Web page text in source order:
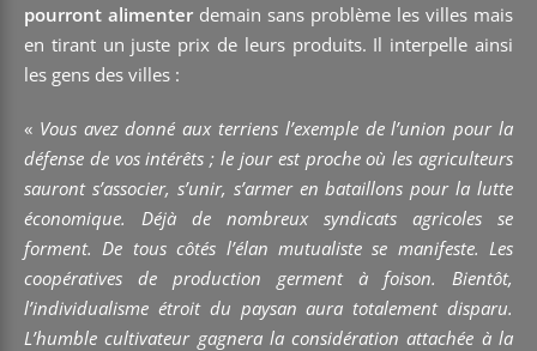
pourront alimenter demain sans problème les villes mais
en tirant un juste prix de leurs produits. Il interpelle ainsi
les gens des villes :
« Vous avez donné aux terriens l’exemple de l’union pour la
défense de vos intérêts ; le jour est proche où les agriculteurs
sauront s’associer, s’unir, s’armer en bataillons pour la lutte
économique. Déjà de nombreux syndicats agricoles se
forment. De tous côtés l’élan mutualiste se manifeste. Les
coopératives de production germent à foison. Bientôt,
l’individualisme étroit du paysan aura totalement disparu.
L’humble cultivateur gagnera la considération attachée à la